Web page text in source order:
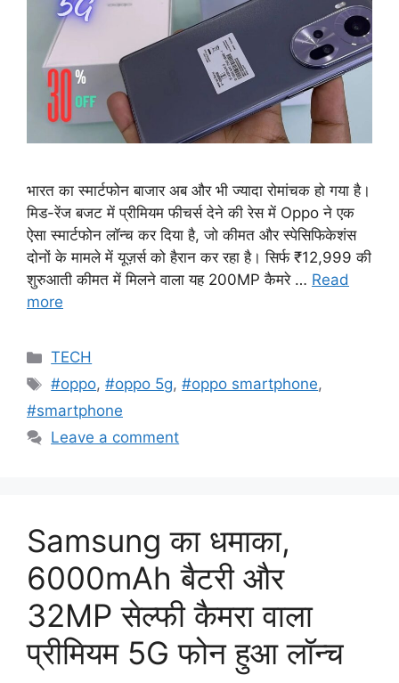
भारत का स्मार्टफोन बाजार अब और भी ज्यादा रोमांचक हो गया है।
मिड-रेंज बजट में प्रीमियम फीचर्स देने की रेस में Oppo ने एक
ऐसा स्मार्टफोन लॉन्च कर दिया है, जो कीमत और स्पेसिफिकेशंस
दोनों के मामले में यूज़र्स को हैरान कर रहा है। सिर्फ ₹12,999 की
शुरुआती कीमत में मिलने वाला यह 200MP कैमरे … Read
more
Categories
TECH
Tags
#oppo,#oppo 5g,#oppo smartphone,
#smartphone
Leave a comment
Samsung का धमाका,
6000mAh बैटरी और
32MP सेल्फी कैमरा वाला
प्रीमियम 5G फोन हुआ लॉन्च